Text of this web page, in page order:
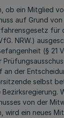
ob ein Mitglied
auf Grund von
für
NRW.)
(§ 21
der
selbst
von der
wird ein neues